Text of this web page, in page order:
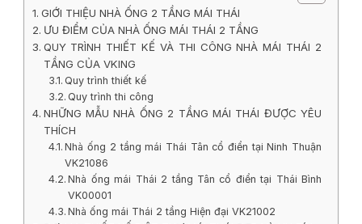
GIỚI THIỆU NHÀ ỐNG 2 TẦNG MÁI THÁI
ƯU ĐIỂM CỦA NHÀ ỐNG MÁI THÁI 2 TẦNG
QUY TRÌNH THIẾT KẾ VÀ THI CÔNG NHÀ MÁI THÁI 2
TẦNG CỦA VKING
Quy trình thiết kế
Quy trình thi công
NHỮNG MẪU NHÀ ỐNG 2 TẦNG MÁI THÁI ĐƯỢC YÊU
THÍCH
Nhà ống 2 tầng mái Thái Tân cổ điển tại Ninh Thuận
VK21086
Nhà ống mái Thái 2 tầng Tân cổ điển tại Thái Bình
VK00001
Nhà ống mái Thái 2 tầng Hiện đại VK21002